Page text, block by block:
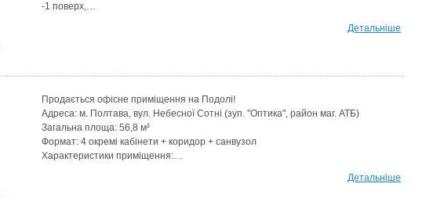
-1 поверх,…
Детальніше
Продається офісне приміщення на Подолі!
Адреса: м. Полтава, вул. Небесної Сотні (зуп. "Оптика", район маг. АТБ)
Загальна площа: 56,8 м²
Формат: 4 окремі кабінети + коридор + санвузол
Характеристики приміщення:…
Детальніше